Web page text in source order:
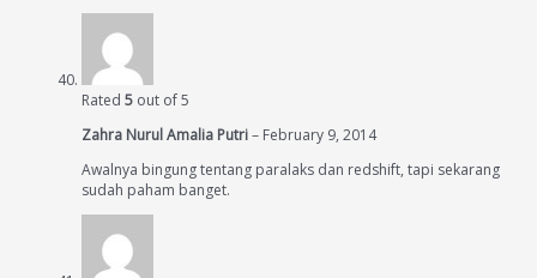
Rated 5 out of 5
Zahra Nurul Amalia Putri– February 9, 2014
Awalnya bingung tentang paralaks dan redshift, tapi sekarang
sudah paham banget.